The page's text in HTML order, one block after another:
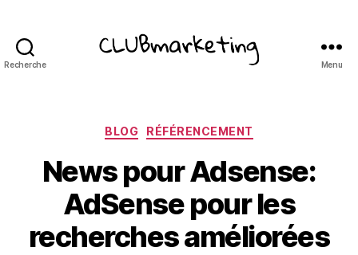
Recherche Menu
Catégories
BLOG RÉFÉRENCEMENT
News pour Adsense:
AdSense pour les
recherches améliorées